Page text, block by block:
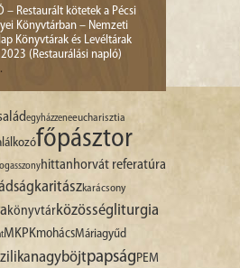
– Restaurált kötetek a Pécsi
Könyvtárban – Nemzeti
Könyvtárak és Levéltárak
(Restaurálási napló)
egyházzeneeucharisztia
főpásztor
hittanhorvát referatúra
karitászkarácsony
könyvtárközösségliturgia
MKPKmohácsMáriagyűd
nagyböjtpapság PEM